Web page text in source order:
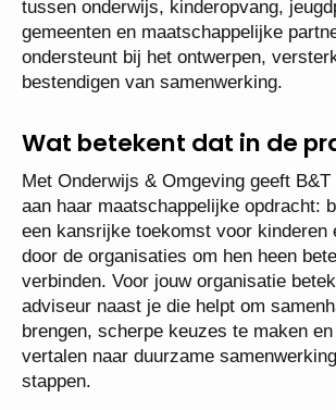
tussen onderwijs, kinderopvang,
gemeenten en maatschappelijke
ondersteunt bij het ontwerpen,
bestendigen van samenwerking.
Wat betekent dat in de
Met Onderwijs & Omgeving geeft
aan haar maatschappelijke opdracht:
een kansrijke toekomst voor kinderen
door de organisaties om hen heen
verbinden. Voor jouw organisatie
adviseur naast je die helpt om
brengen, scherpe keuzes te maken
vertalen naar duurzame
stappen.